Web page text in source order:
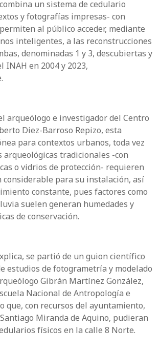
un sistema de cedulario
y fotografías impresas- con
al público acceder, mediante
inteligentes, a las reconstrucciones
denominadas 1 y 3, descubiertas y
INAH en 2004 y 2023,
arqueólogo e investigador del Centro
Diez-Barroso Repizo, esta
para contextos urbanos, toda vez
arqueológicas tradicionales -con
o vidrios de protección- requieren
considerable para su instalación, así
constante, pues factores como
suelen generan humedades y
de conservación.
se partió de un guion científico
estudios de fotogrametría y modelado
Gibrán Martínez González,
Nacional de Antropología e
que, con recursos del ayuntamiento,
Miranda de Aquino, pudieran
físicos en la calle 8 Norte.